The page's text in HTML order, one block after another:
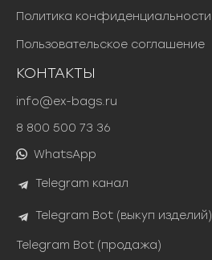
Политика конфиденциальности
Пользовательское соглашение
КОНТАКТЫ
info@ex-bags.ru
8 800 500 73 36
WhatsApp
Telegram канал
Telegram Bot (выкуп изделий)
Telegram Bot (продажа)